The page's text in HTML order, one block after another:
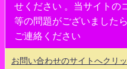
せください 。当サイトの
等の問題がございました
ご連絡ください
お問い合わせのサイトへクリ